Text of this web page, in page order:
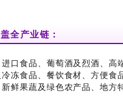
全产业链：
口食品、葡萄酒及烈酒、高
冻食品、餐饮食材、方便食
新鲜果蔬及绿色农产品、地方